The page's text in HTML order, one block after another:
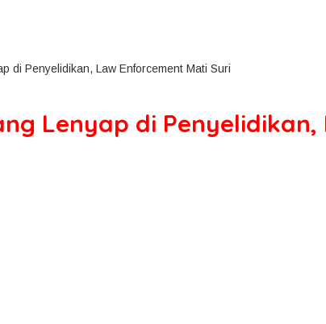
di Penyelidikan, Law Enforcement Mati Suri
Lenyap di